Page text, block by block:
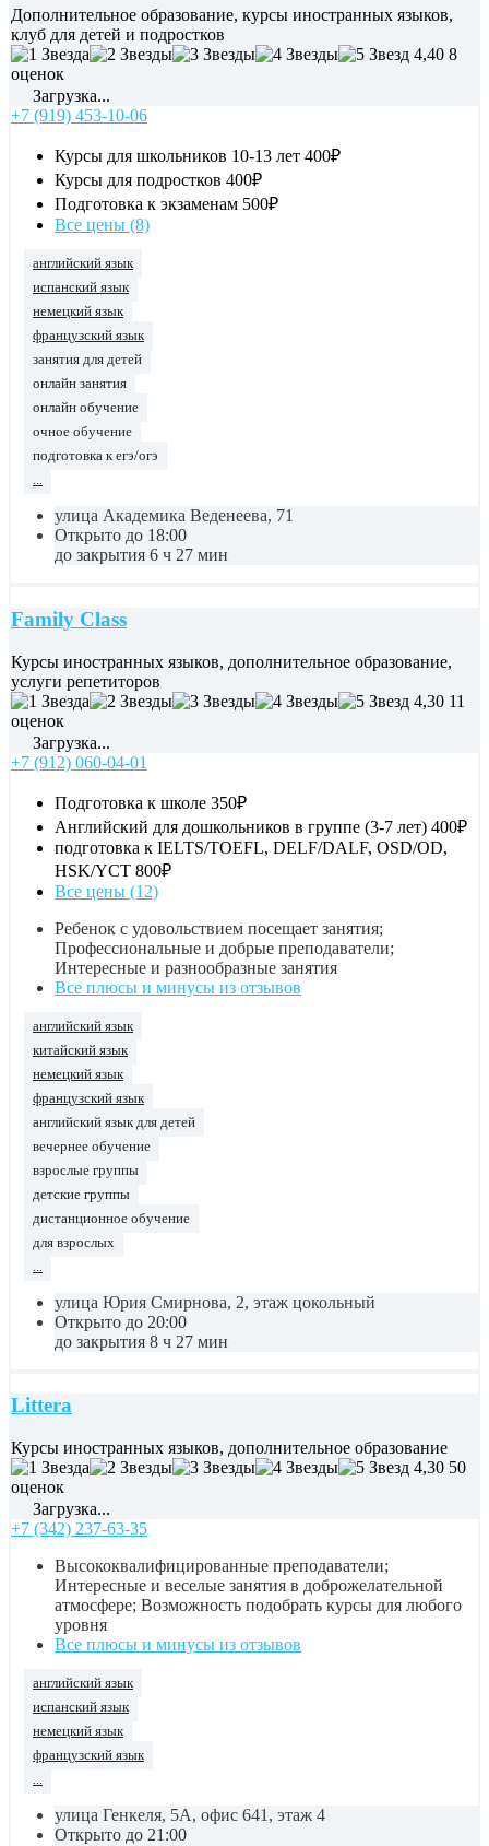
Дополнительное образование, курсы иностранных языков,
клуб для детей и подростков
4,40 8
оценок
Загрузка...
+7 (919) 453-10-06
Курсы для школьников 10-13 лет 400₽
Курсы для подростков 400₽
Подготовка к экзаменам 500₽
Все цены (8)
английский язык
испанский язык
немецкий язык
французский язык
занятия для детей
онлайн занятия
онлайн обучение
очное обучение
подготовка к егэ/огэ
...
улица Академика Веденеева, 71
Открыто до 18:00
до закрытия 6 ч 27 мин
Family Class
Курсы иностранных языков, дополнительное образование,
услуги репетиторов
4,30 11
оценок
Загрузка...
+7 (912) 060-04-01
Подготовка к школе 350₽
Английский для дошкольников в группе (3-7 лет) 400₽
подготовка к IELTS/TOEFL, DELF/DALF, OSD/OD,
HSK/YCT 800₽
Все цены (12)
Ребенок с удовольствием посещает занятия;
Профессиональные и добрые преподаватели;
Интересные и разнообразные занятия
Все плюсы и минусы из отзывов
английский язык
китайский язык
немецкий язык
французский язык
английский язык для детей
вечернее обучение
взрослые группы
детские группы
дистанционное обучение
для взрослых
улица Юрия Смирнова, 2, этаж цокольный
Открыто до 20:00
до закрытия 8 ч 27 мин
Littera
Курсы иностранных языков, дополнительное образование
4,30 50
оценок
Загрузка...
+7 (342) 237-63-35
Высококвалифицированные преподаватели;
Интересные и веселые занятия в доброжелательной
атмосфере; Возможность подобрать курсы для любого
уровня
Все плюсы и минусы из отзывов
английский язык
испанский язык
немецкий язык
французский язык
...
улица Генкеля, 5А, офис 641, этаж 4
Открыто до 21:00